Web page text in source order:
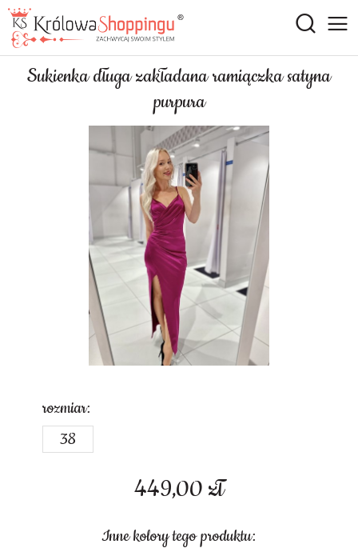
Sukienka długa zakładana ramiączka satyna
purpura
449,00 zł
Inne kolory tego produktu:
rozmiar:
38